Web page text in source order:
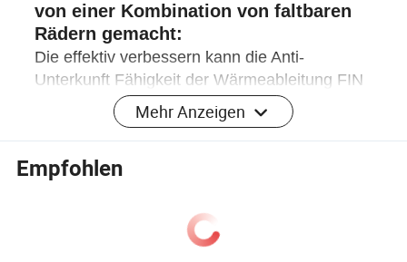
von einer Kombination von faltbaren
Rädern gemacht:
Die effektiv verbessern kann die Anti-
Unterkunft Fähigkeit der Wärmeableitung FIN
und die Wärmeableitung Effizienz des
3.die vier Ecken der Kopfplatte sind
mit Rohrköpfen versiegelt:
Wasserleitungen auf beiden Seiten des
Kühlers durch den Innendruck effektiv
Mehr Anzeigen
Empfohlen